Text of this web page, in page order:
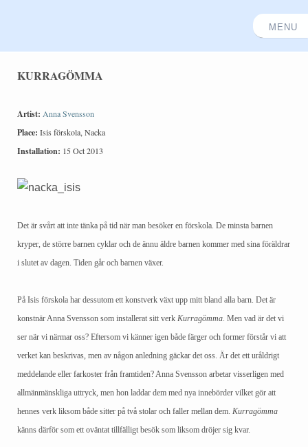
KURRAGÖMMA
Artist: Anna Svensson
Place: Isis förskola, Nacka
Installation: 15 Oct 2013
Det är svårt att inte tänka på tid när man besöker en förskola. De minsta barnen
kryper, de större barnen cyklar och de ännu äldre barnen kommer med sina föräldrar
i slutet av dagen. Tiden går och barnen växer.
På Isis förskola har dessutom ett konstverk växt upp mitt bland alla barn. Det är
konstnär Anna Svensson som installerat sitt verk Kurragömma. Men vad är det vi
ser när vi närmar oss? Eftersom vi känner igen både färger och former förstår vi att
verket kan beskrivas, men av någon anledning gäckar det oss. Är det ett uråldrigt
meddelande eller farkoster från framtiden? Anna Svensson arbetar visserligen med
allmänmänskliga uttryck, men hon laddar dem med nya innebörder vilket gör att
hennes verk liksom både sitter på två stolar och faller mellan dem. Kurragömma
känns därför som ett oväntat tillfälligt besök som liksom dröjer sig kvar.